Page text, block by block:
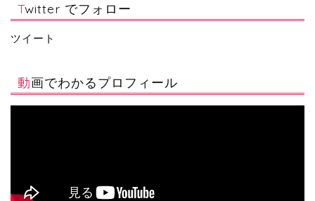
Twitter でフォロー
ツイート
動画でわかるプロフィール